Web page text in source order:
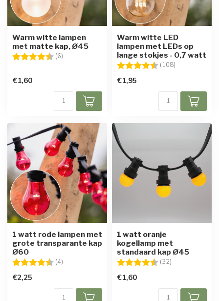
Warm witte lampen
met matte kap, Ø45
Beoordeling: (6)
€1,60
Warm witte LED
lampen met LEDs op
lange stokjes - 0,7 watt
Beoordeling: (108)
€1,95
1 watt rode lampen met
grote transparante kap
Ø60
Beoordeling: (4)
€2,25
1 watt oranje
kogellamp met
standaard kap Ø45
Beoordeling: (32)
€1,60